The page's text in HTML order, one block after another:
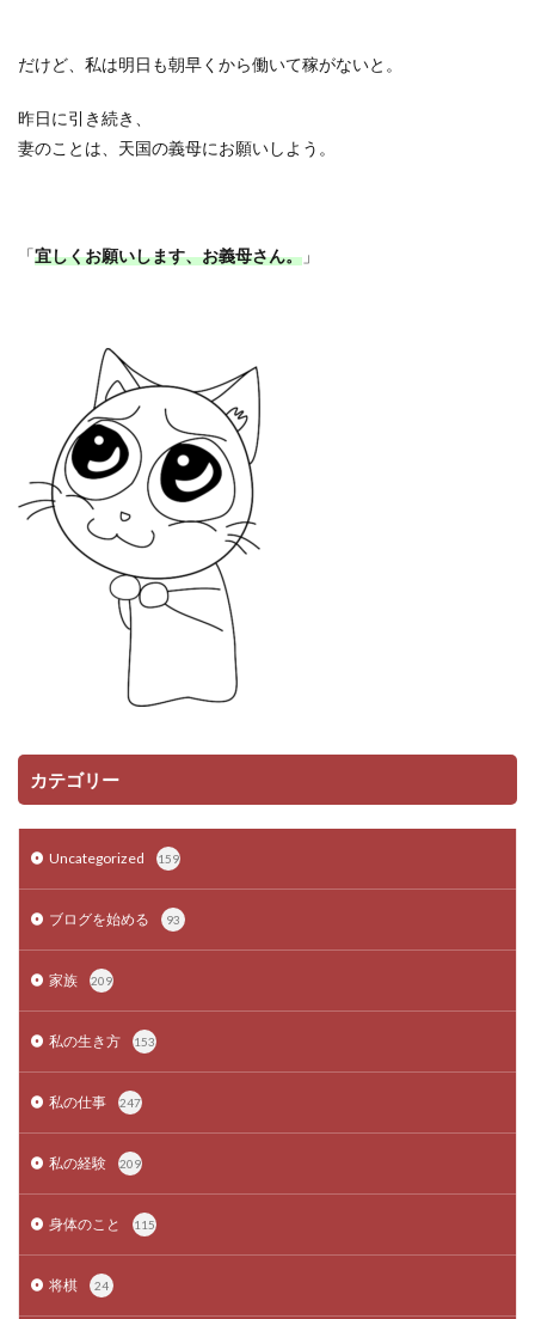
だけど、私は明日も朝早くから働いて稼がないと。
昨日に引き続き、
妻のことは、天国の義母にお願いしよう。
「宜しくお願いします、お義母さん。 」
カテゴリー
Uncategorized 159
ブログを始める 93
家族 209
私の生き方 153
私の仕事 247
私の経験 209
身体のこと 115
将棋 24